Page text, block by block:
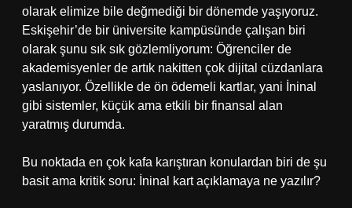
olarak elimize bile değmediği bir dönemde yaşıyoruz.
Eskişehir’de bir üniversite kampüsünde çalışan biri
olarak şunu sık sık gözlemliyorum: Öğrenciler de
akademisyenler de artık nakitten çok dijital cüzdanlara
yaslanıyor. Özellikle de ön ödemeli kartlar, yani İninal
gibi sistemler, küçük ama etkili bir finansal alan
yaratmış durumda.
Bu noktada en çok kafa karıştıran konulardan biri de şu
basit ama kritik soru: İninal kart açıklamaya ne yazılır?